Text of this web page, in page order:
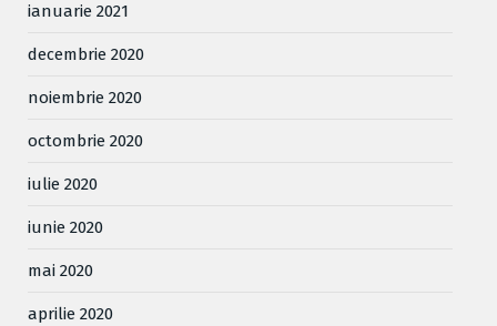
ianuarie 2021
decembrie 2020
noiembrie 2020
octombrie 2020
iulie 2020
iunie 2020
mai 2020
aprilie 2020